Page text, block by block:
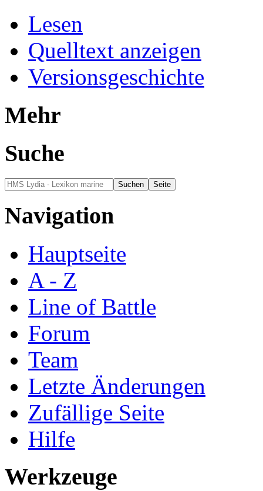
Lesen
Quelltext anzeigen
Versionsgeschichte
Mehr
Suche
Navigation
Hauptseite
A - Z
Line of Battle
Forum
Team
Letzte Änderungen
Zufällige Seite
Hilfe
Werkzeuge